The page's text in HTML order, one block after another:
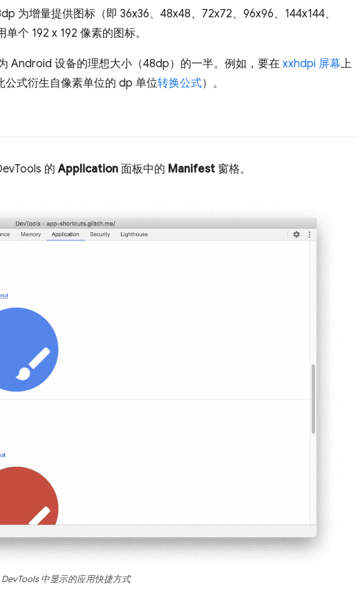
为增量提供图标（即 36x36、48x48、72x72、96x96、144x144、
个 192 x 192 像素的图标。
Android 设备的理想大小（48dp）的一半。例如，要在 xxhdpi 屏幕上
公式衍生自像素单位的 dp 单位转换公式）。
的Application 面板中的 Manifest 窗格。
DevTools 中显示的应用快捷方式